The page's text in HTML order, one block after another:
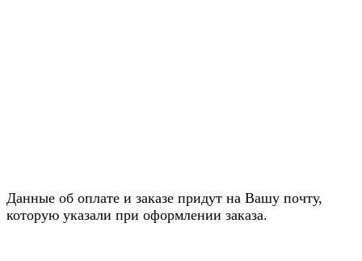
Данные об оплате и заказе придут на Вашу почту,
которую указали при оформлении заказа.